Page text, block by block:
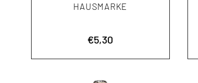
HAUSMARKE
Aktionspreis
€5,30